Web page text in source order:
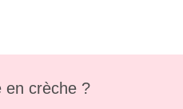
en crèche ?